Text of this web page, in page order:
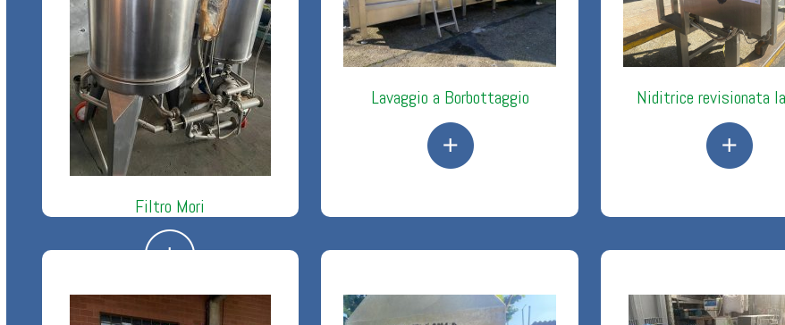
Filtro Mori
Lavaggio a Borbottaggio Niditrice revisionata